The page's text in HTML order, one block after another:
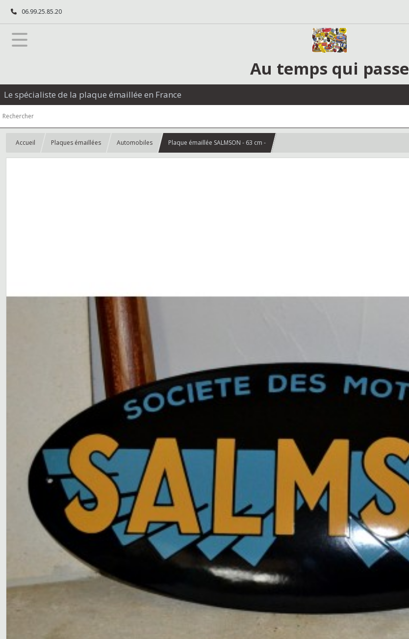
06.99.25.85.20
Au temps qui passe
Le spécialiste de la plaque émaillée en France
Accueil Plaques émaillées Automobiles Plaque émaillée SALMSON - 63 cm -